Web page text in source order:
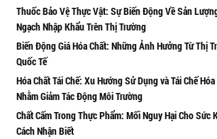
Thuốc Bảo Vệ Thực Vật: Sự Biến Động Về Sản
Ngạch Nhập Khẩu Trên Thị Trường
Biến Động Giá Hóa Chất: Những Ảnh Hưởng Từ Thị
Quốc Tế
Hóa Chất Tái Chế: Xu Hướng Sử Dụng và Tái Chế
Nhằm Giảm Tác Động Môi Trường
Chất Cấm Trong Thực Phẩm: Mối Nguy Hại Cho Sức
Cách Nhận Biết